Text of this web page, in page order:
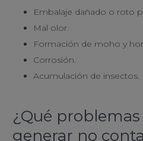
Embalaje dañado o roto
Mal olor.
Formación de moho y
Corrosión.
Acumulación de insectos.
¿Qué
generar no